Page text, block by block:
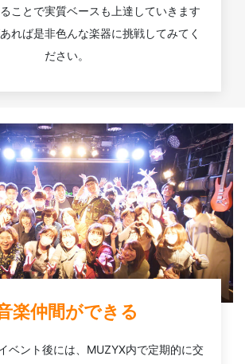
ことで実質ベースも上達していきます
れば是非色んな楽器に挑戦してみてく
ださい。
楽仲間ができる
ベント後には、MUZYX内で定期的に交